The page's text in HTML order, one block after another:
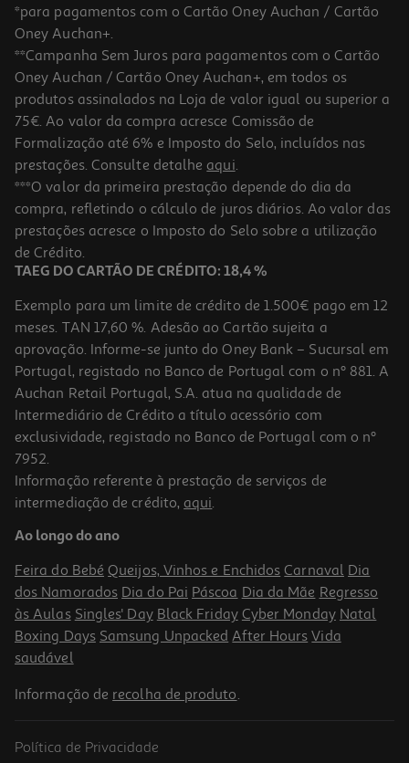
Bolachas Wafer Loacker Morango 175g
15.37 €/Kg
2,69 €
Waffers Balconi Avelã 5x45g
15.29 €/Kg
3,44 €
*para pagamentos com o Cartão Oney Auchan / Cartão
Oney Auchan+.
**Campanha Sem Juros para pagamentos com o Cartão
Oney Auchan / Cartão Oney Auchan+, em todos os
produtos assinalados na Loja de valor igual ou superior a
75€. Ao valor da compra acresce Comissão de
Formalização até 6% e Imposto do Selo, incluídos nas
prestações. Consulte detalhe aqui.
***O valor da primeira prestação depende do dia da
compra, refletindo o cálculo de juros diários. Ao valor das
prestações acresce o Imposto do Selo sobre a utilização
de Crédito.
TAEG DO CARTÃO DE CRÉDITO: 18,4 %
Exemplo para um limite de crédito de 1.500€ pago em 12
meses. TAN 17,60 %. Adesão ao Cartão sujeita a
aprovação. Informe-se junto do Oney Bank – Sucursal em
Portugal, registado no Banco de Portugal com o nº 881. A
Auchan Retail Portugal, S.A. atua na qualidade de
Intermediário de Crédito a título acessório com
exclusividade, registado no Banco de Portugal com o nº
7952.
Informação referente à prestação de serviços de
intermediação de crédito, aqui.
Ao longo do ano
Feira do Bebé Queijos, Vinhos e Enchidos Carnaval Dia
dos Namorados Dia do Pai Páscoa Dia da Mãe Regresso
às Aulas Singles' Day Black Friday Cyber Monday Natal
Boxing Days Samsung Unpacked After Hours Vida
saudável
Informação de recolha de produto.
Política de Privacidade